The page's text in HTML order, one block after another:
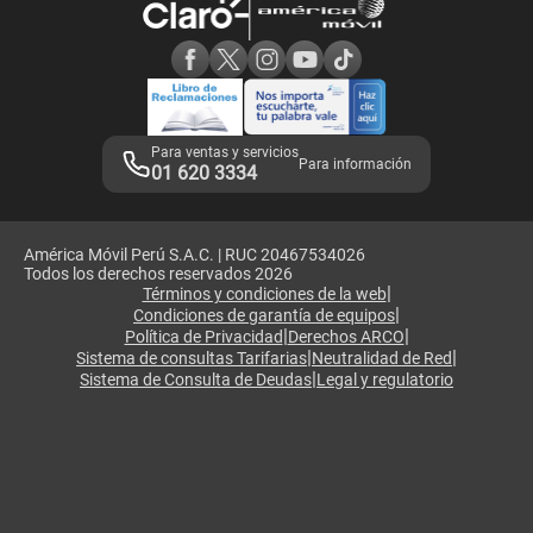
Adquirientes iPhone 6, 6S y SE
Mensaje de Seguridad
Términos y Condiciones de Tienda Claro
Libro de Reclamaciones
Legales de marketplace
Para ventas y servicios
01 620 3334 Para información
América Móvil Perú S.A.C. | RUC 20467534026
Todos los derechos reservados 2026
Términos y condiciones de la web|
Condiciones de garantía de equipos|
Política de Privacidad|Derechos ARCO|
Sistema de consultas Tarifarias|Neutralidad de Red|
Sistema de Consulta de Deudas|Legal y regulatorio